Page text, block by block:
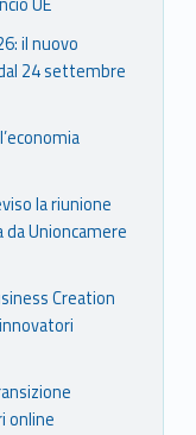
il nuovo
24 settembre
la riunione
da Unioncamere
Creation
online